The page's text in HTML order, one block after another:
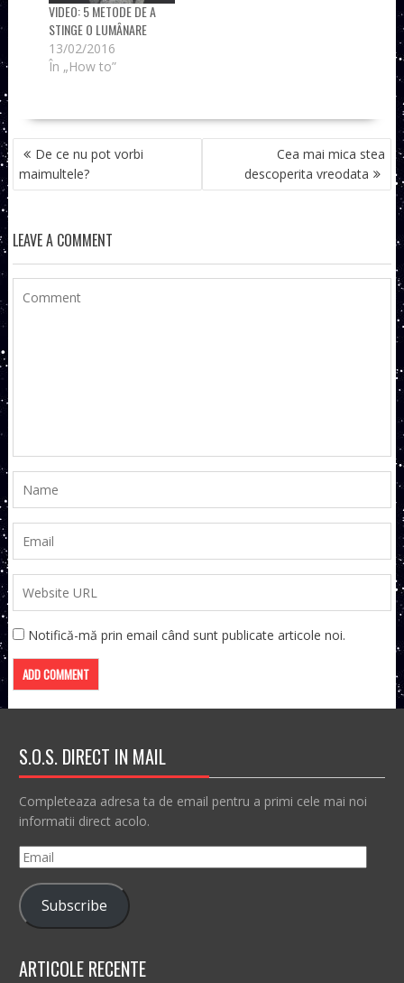
VIDEO: 5 METODE DE A
STINGE O LUMÂNARE
13/02/2016
În „How to”
NAVIGARE
ÎN
ARTICOLE
De ce nu pot vorbi
maimultele?
Cea mai mica stea
descoperita vreodata
LEAVE A COMMENT
Notifică-mă prin email când sunt publicate articole noi.
S.O.S. DIRECT IN MAIL
Completeaza adresa ta de email pentru a primi cele mai noi
informatii direct acolo.
Email
Subscribe
ARTICOLE RECENTE